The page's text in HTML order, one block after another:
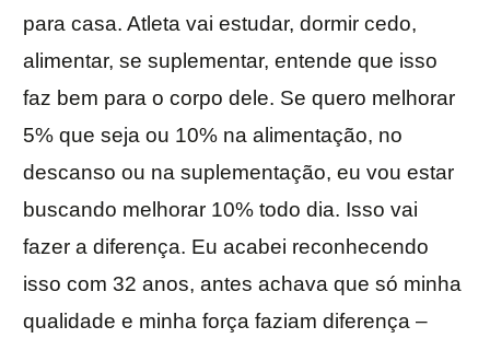
para casa. Atleta vai estudar, dormir cedo,
alimentar, se suplementar, entende que isso
faz bem para o corpo dele. Se quero melhorar
5% que seja ou 10% na alimentação, no
descanso ou na suplementação, eu vou estar
buscando melhorar 10% todo dia. Isso vai
fazer a diferença. Eu acabei reconhecendo
isso com 32 anos, antes achava que só minha
qualidade e minha força faziam diferença –